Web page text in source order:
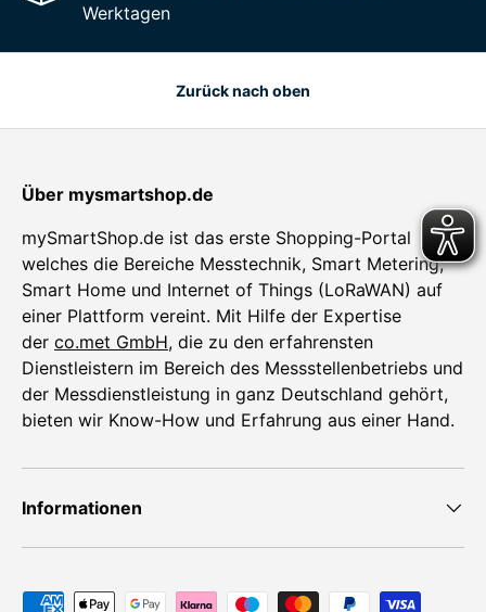
Werktagen
Zurück nach oben
Über mysmartshop.de
mySmartShop.de ist das erste Shopping-Portal
welches die Bereiche Messtechnik, Smart Metering,
Smart Home und Internet of Things (LoRaWAN) auf
einer Plattform vereint. Mit Hilfe der Expertise
der co.met GmbH, die zu den erfahrensten
Dienstleistern im Bereich des Messstellenbetriebs und
der Messdienstleistung in ganz Deutschland gehört,
bieten wir Know-How und Erfahrung aus einer Hand.
Informationen
Zahlungsmethoden